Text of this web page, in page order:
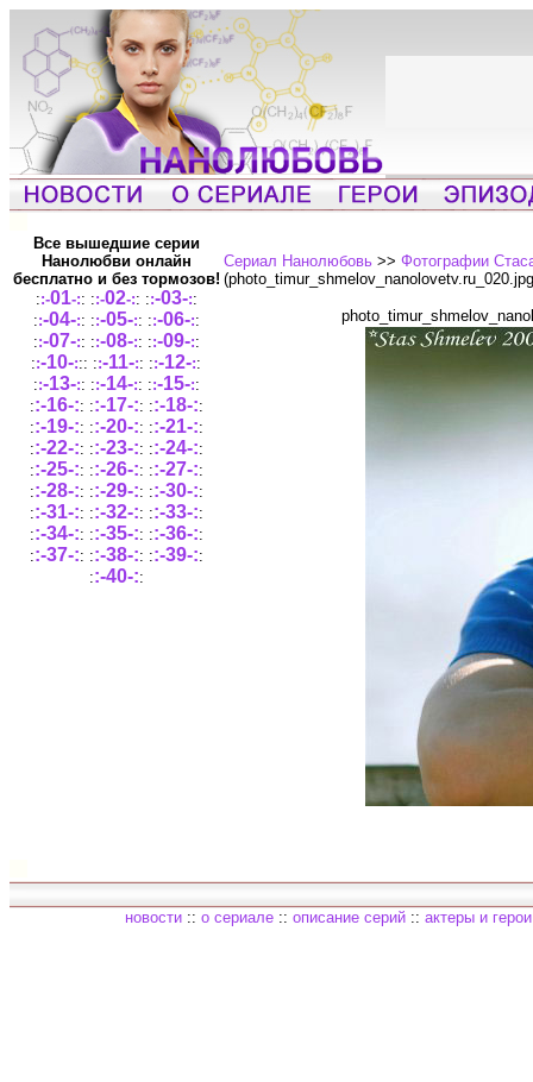
Все вышедшие серии
Нанолюбви онлайн
бесплатно и без тормозов!
::-01-:: ::-02-:: ::-03-::
::-04-:: ::-05-:: ::-06-::
::-07-:: ::-08-:: ::-09-::
::-10-::: ::-11-:: ::-12-::
::-13-:: ::-14-:: ::-15-::
::-16-:: ::-17-:: ::-18-::
::-19-:: ::-20-:: ::-21-::
::-22-:: ::-23-:: ::-24-::
::-25-:: ::-26-:: ::-27-::
::-28-:: ::-29-:: ::-30-::
::-31-:: ::-32-:: ::-33-::
::-34-:: ::-35-:: ::-36-::
::-37-:: ::-38-:: ::-39-::
::-40-::
Сериал Нанолюбовь >> Фотографии
новости :: о сериале :: описание серий :: актеры и герои